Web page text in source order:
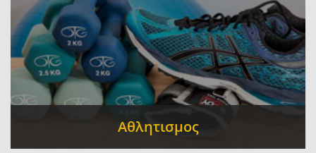
Αθλητισμος